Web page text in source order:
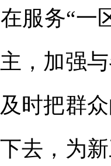
服务“一
，加强
时把群
去，为